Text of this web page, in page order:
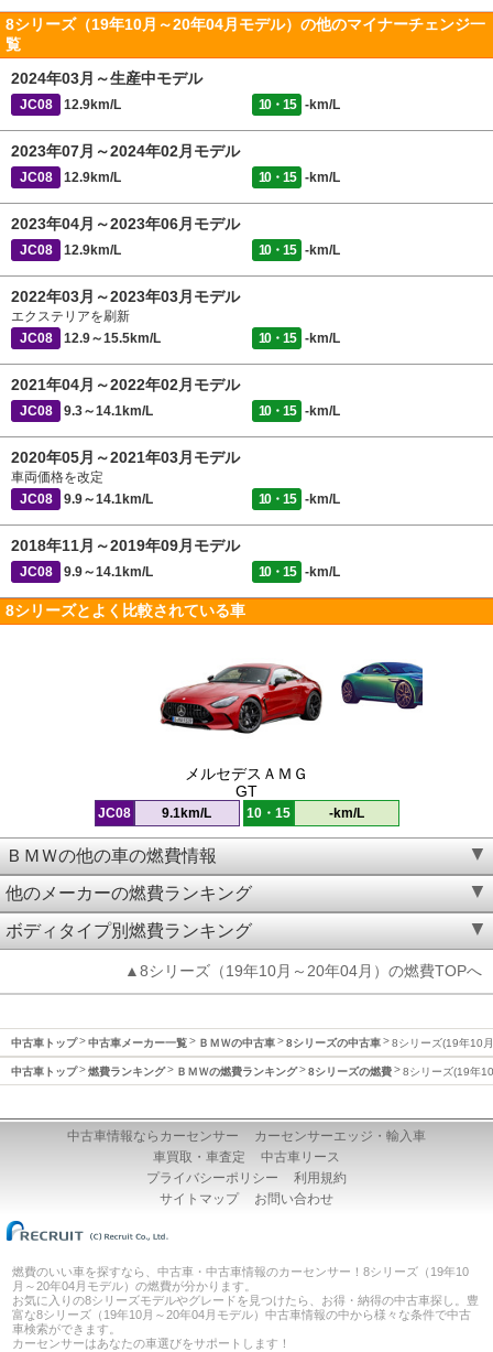
8シリーズ（19年10月～20年04月モデル）の他のマイナーチェンジ一
覧
2024年03月～生産中モデル
JC08 12.9km/L 10・15 -km/L
2023年07月～2024年02月モデル
JC08 12.9km/L 10・15 -km/L
2023年04月～2023年06月モデル
JC08 12.9km/L 10・15 -km/L
2022年03月～2023年03月モデル
エクステリアを刷新
JC08
12.9～15.5km/L 10・15 -km/L
2021年04月～2022年02月モデル
JC08 9.3～14.1km/L 10・15 -km/L
2020年05月～2021年03月モデル
車両価格を改定
JC08
9.9～14.1km/L 10・15 -km/L
2018年11月～2019年09月モデル
JC08 9.9～14.1km/L 10・15 -km/L
8シリーズとよく比較されている車
メルセデスＡＭＧ
GT
JC08 9.1km/L 10・15 -km/L
ＢＭＷの他の車の燃費情報
他のメーカーの燃費ランキング
ボディタイプ別燃費ランキング
▲8シリーズ（19年10月～20年04月）の燃費TOPへ
中古車トップ 中古車メーカー一覧 ＢＭＷの中古車 8シリーズの中古車 8シリーズ(19年10
中古車トップ 燃費ランキング ＢＭＷの燃費ランキング 8シリーズの燃費 8シリーズ(19年
中古車情報ならカーセンサー
カーセンサーエッジ・輸入車
車買取・車査定
中古車リース
プライバシーポリシー
利用規約
サイトマップ
お問い合わせ
燃費のいい車を探すなら、中古車・中古車情報のカーセンサー！8シリーズ（19年10
月～20年04月モデル）の燃費が分かります。
お気に入りの8シリーズモデルやグレードを見つけたら、お得・納得の中古車探し。豊
富な8シリーズ（19年10月～20年04月モデル）中古車情報の中から様々な条件で中古
車検索ができます。
カーセンサーはあなたの車選びをサポートします！